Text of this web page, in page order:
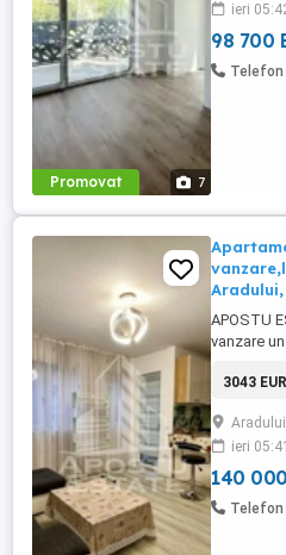
Promovat 7
generos;
bucatarie
ieri
98 700
APOSTU
vanzare
Aradului
este ideal
investitie
3043
ieri 05:41
140